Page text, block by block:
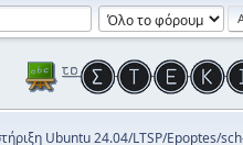
Ubuntu 24.04/LTSP/Epoptes/